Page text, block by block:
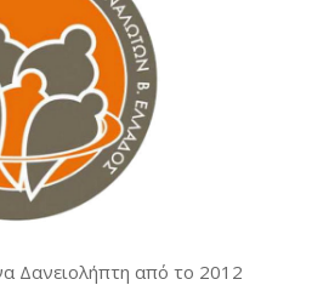
Δανειολήπτη από το 2012